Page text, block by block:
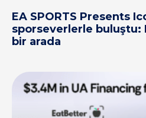
EA SPORTS Presents
sporseverlerle buluştu:
bir arada